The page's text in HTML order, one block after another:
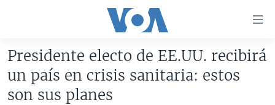
accesibilidad
contenido
AMÉRICA DEL NORTE
EEUU
ELECCIONES EEUU 2024
Presidente electo de EE.UU. recibirá
un país en crisis sanitaria: estos
son sus planes